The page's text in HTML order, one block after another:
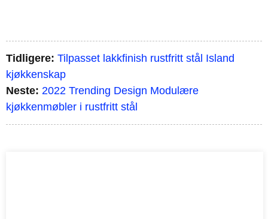
Tidligere: Tilpasset lakkfinish rustfritt stål Island
kjøkkenskap
Neste: 2022 Trending Design Modulære
kjøkkenmøbler i rustfritt stål